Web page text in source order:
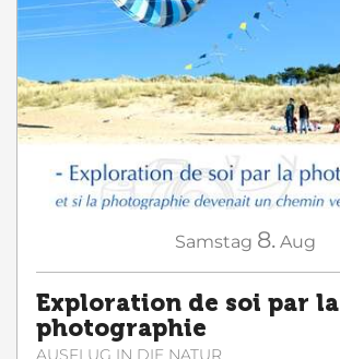
Samstag 8. Aug
Exploration de soi par la
photographie
AUSFLUG IN DIE NATUR